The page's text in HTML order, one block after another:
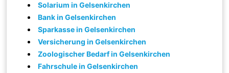
Solarium in Gelsenkirchen
Bank in Gelsenkirchen
Sparkasse in Gelsenkirchen
Versicherung in Gelsenkirchen
Zoologischer Bedarf in Gelsenkirchen
Fahrschule in Gelsenkirchen